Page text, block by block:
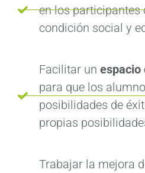
en los participantes
condición social y
Facilitar unespacio
para que los
posibilidades de
propias
Trabajar la mejora